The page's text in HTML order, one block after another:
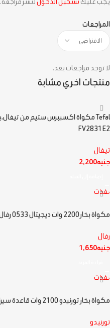
المراجعات
لا توجد مراجعات بعد.
منتجات اخري مشابة
FV2831E2
تيفال
جنيه2,200
نفذت
مكواة بخار 2200 وات ديجيتال 0533 رفال
رفال
جنيه1,650
نفذت
مكواة بخار تورنيدو 2100 وات قاعدة سيراميك بنفسجي TST-2100N
تورنيدو